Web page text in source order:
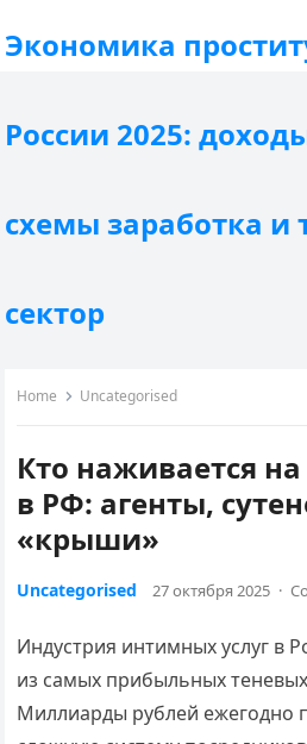
Экономика
России 2025:
схемы заработка и
сектор
Home Uncategorised
Кто наживается
в РФ: агенты,
«крыши»
Uncategorised 27 октября 2025 ·
Индустрия интимных услуг в
из самых прибыльных
Миллиарды рублей ежегодно